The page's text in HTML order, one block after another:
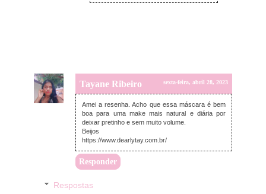
Tayane Ribeiro sexta-feira, abril 28, 2023
Amei a resenha. Acho que essa máscara é bem
boa para uma make mais natural e diária por
deixar pretinho e sem muito volume.
Beijos
https://www.dearlytay.com.br/
Responder
Respostas